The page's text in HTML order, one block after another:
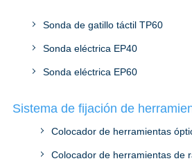
Sonda de gatillo táctil TP60
Sonda eléctrica EP40
Sonda eléctrica EP60
Sistema de fijación de
Colocador de herramientas
Colocador de herramientas de